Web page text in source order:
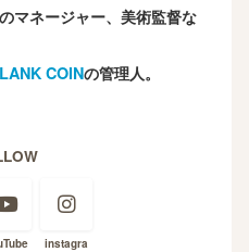
マネージャー、美術監督な
COINの管理人。
instagra